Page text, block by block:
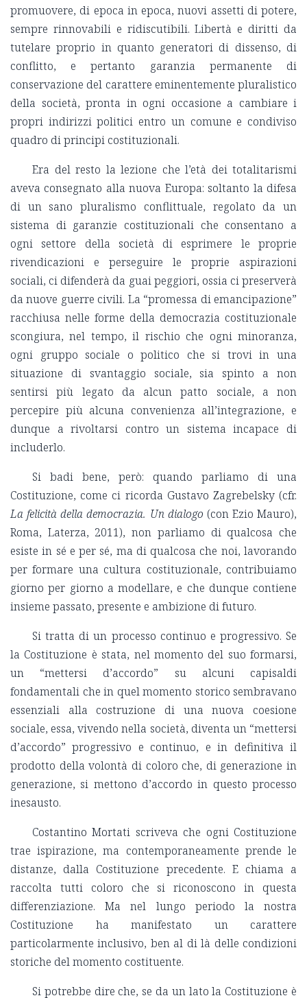
promuovere, di epoca in epoca, nuovi assetti di potere,
sempre rinnovabili e ridiscutibili. Libertà e diritti da
tutelare proprio in quanto generatori di dissenso, di
conflitto, e pertanto garanzia permanente di
conservazione del carattere eminentemente pluralistico
della società, pronta in ogni occasione a cambiare i
propri indirizzi politici entro un comune e condiviso
quadro di principi costituzionali.
Era del resto la lezione che l’età dei totalitarismi
aveva consegnato alla nuova Europa: soltanto la difesa
di un sano pluralismo conflittuale, regolato da un
sistema di garanzie costituzionali che consentano a
ogni settore della società di esprimere le proprie
rivendicazioni e perseguire le proprie aspirazioni
sociali, ci difenderà da guai peggiori, ossia ci preserverà
da nuove guerre civili. La “promessa di emancipazione”
racchiusa nelle forme della democrazia costituzionale
scongiura, nel tempo, il rischio che ogni minoranza,
ogni gruppo sociale o politico che si trovi in una
situazione di svantaggio sociale, sia spinto a non
sentirsi più legato da alcun patto sociale, a non
percepire più alcuna convenienza all’integrazione, e
dunque a rivoltarsi contro un sistema incapace di
includerlo.
Si badi bene, però: quando parliamo di una
Costituzione, come ci ricorda Gustavo Zagrebelsky (cfr.
La felicità della democrazia. Un dialogo (con Ezio Mauro),
Roma, Laterza, 2011), non parliamo di qualcosa che
esiste in sé e per sé, ma di qualcosa che noi, lavorando
per formare una cultura costituzionale, contribuiamo
giorno per giorno a modellare, e che dunque contiene
insieme passato, presente e ambizione di futuro.
Si tratta di un processo continuo e progressivo. Se
la Costituzione è stata, nel momento del suo formarsi,
un “mettersi d’accordo” su alcuni capisaldi
fondamentali che in quel momento storico sembravano
essenziali alla costruzione di una nuova coesione
sociale, essa, vivendo nella società, diventa un “mettersi
d’accordo” progressivo e continuo, e in definitiva il
prodotto della volontà di coloro che, di generazione in
generazione, si mettono d’accordo in questo processo
inesausto.
Costantino Mortati scriveva che ogni Costituzione
trae ispirazione, ma contemporaneamente prende le
distanze, dalla Costituzione precedente. E chiama a
raccolta tutti coloro che si riconoscono in questa
differenziazione. Ma nel lungo periodo la nostra
Costituzione ha manifestato un carattere
particolarmente inclusivo, ben al di là delle condizioni
storiche del momento costituente.
Si potrebbe dire che, se da un lato la Costituzione è